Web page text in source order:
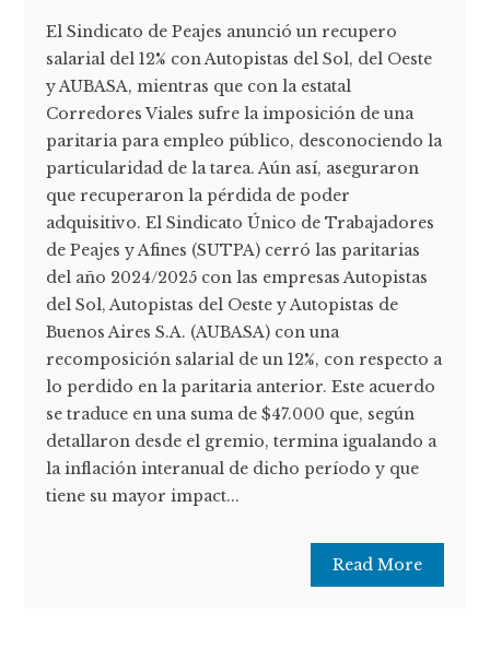
El Sindicato de Peajes anunció un recupero
salarial del 12% con Autopistas del Sol, del Oeste
y AUBASA, mientras que con la estatal
Corredores Viales sufre la imposición de una
paritaria para empleo público, desconociendo la
particularidad de la tarea. Aún así, aseguraron
que recuperaron la pérdida de poder
adquisitivo. El Sindicato Único de Trabajadores
de Peajes y Afines (SUTPA) cerró las paritarias
del año 2024/2025 con las empresas Autopistas
del Sol, Autopistas del Oeste y Autopistas de
Buenos Aires S.A. (AUBASA) con una
recomposición salarial de un 12%, con respecto a
lo perdido en la paritaria anterior. Este acuerdo
se traduce en una suma de $47.000 que, según
detallaron desde el gremio, termina igualando a
la inflación interanual de dicho período y que
tiene su mayor impact...
Read More